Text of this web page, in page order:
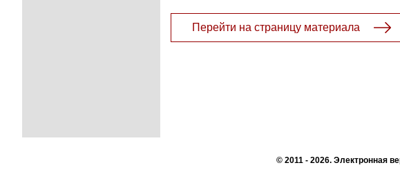
Перейти на страницу материала
© 2011 - 2026. Электронная